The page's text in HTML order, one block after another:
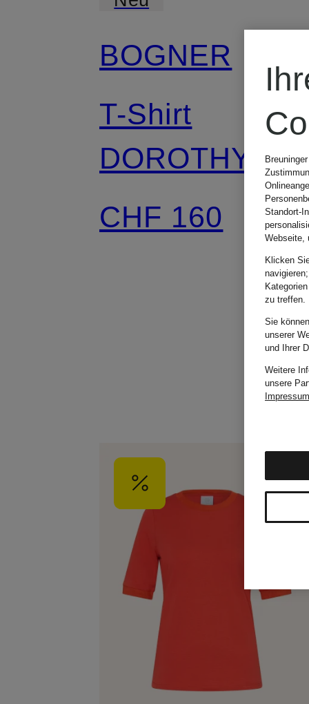
BOGNER
T-Shirt
DOROTHY-3
CHF 160
Standort-
Webseite,
Klicken
zu treffen.
Sie
unserer
und Ihrer
Weitere
unsere
Impressum